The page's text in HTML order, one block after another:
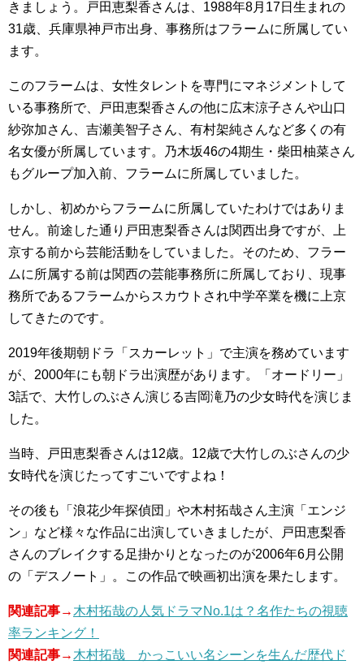
きましょう。戸田恵梨香さんは、1988年8月17日生まれの
31歳、兵庫県神戸市出身、事務所はフラームに所属してい
ます。
このフラームは、女性タレントを専門にマネジメントして
いる事務所で、戸田恵梨香さんの他に広末涼子さんや山口
紗弥加さん、吉瀬美智子さん、有村架純さんなど多くの有
名女優が所属しています。乃木坂46の4期生・柴田柚菜さん
もグループ加入前、フラームに所属していました。
しかし、初めからフラームに所属していたわけではありま
せん。前途した通り戸田恵梨香さんは関西出身ですが、上
京する前から芸能活動をしていました。そのため、フラー
ムに所属する前は関西の芸能事務所に所属しており、現事
務所であるフラームからスカウトされ中学卒業を機に上京
してきたのです。
2019年後期朝ドラ「スカーレット」で主演を務めています
が、2000年にも朝ドラ出演歴があります。「オードリー」
3話で、大竹しのぶさん演じる吉岡滝乃の少女時代を演じま
した。
当時、戸田恵梨香さんは12歳。12歳で大竹しのぶさんの少
女時代を演じたってすごいですよね！
その後も「浪花少年探偵団」や木村拓哉さん主演「エンジ
ン」など様々な作品に出演していきましたが、戸田恵梨香
さんのブレイクする足掛かりとなったのが2006年6月公開
の「デスノート」。この作品で映画初出演を果たします。
関連記事→ 木村拓哉の人気ドラマNo.1は？名作たちの視聴
率ランキング！
関連記事→ 木村拓哉 かっこいい名シーンを生んだ歴代ド